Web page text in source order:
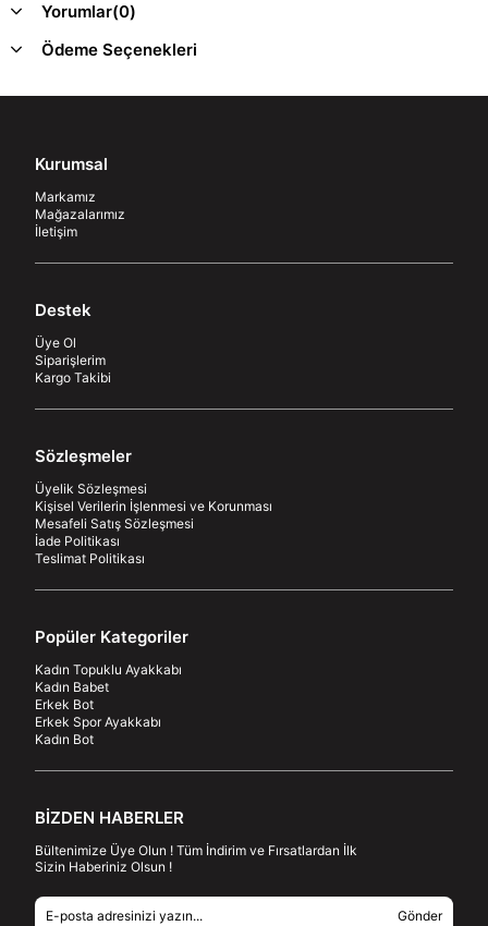
Yorumlar(0)
Ödeme Seçenekleri
Kurumsal
Markamız
Mağazalarımız
İletişim
Destek
Üye Ol
Siparişlerim
Kargo Takibi
Sözleşmeler
Üyelik Sözleşmesi
Kişisel Verilerin İşlenmesi ve Korunması
Mesafeli Satış Sözleşmesi
İade Politikası
Teslimat Politikası
Popüler Kategoriler
Kadın Topuklu Ayakkabı
Kadın Babet
Erkek Bot
Erkek Spor Ayakkabı
Kadın Bot
BİZDEN HABERLER
Bültenimize Üye Olun ! Tüm İndirim ve Fırsatlardan İlk
Sizin Haberiniz Olsun !
Gönder